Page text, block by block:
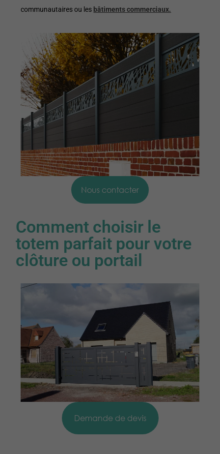
communautaires ou les bâtiments commerciaux.
Nous contacter
Comment choisir le
totem parfait pour votre
clôture ou portail
Demande de devis